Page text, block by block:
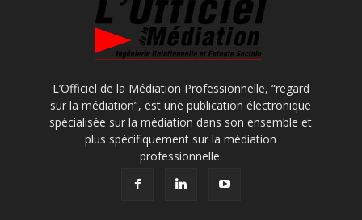
L’Officiel de la Médiation Professionnelle, “regard
sur la médiation”, est une publication électronique
spécialisée sur la médiation dans son ensemble et
plus spécifiquement sur la médiation
professionnelle.